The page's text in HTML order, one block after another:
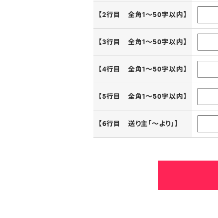
【2行目 全角1～50字以内】
【3行目 全角1～50字以内】
【4行目 全角1～50字以内】
【5行目 全角1～50字以内】
【6行目 送り主「～より」】